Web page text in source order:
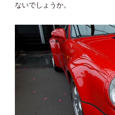
ないでしょうか。